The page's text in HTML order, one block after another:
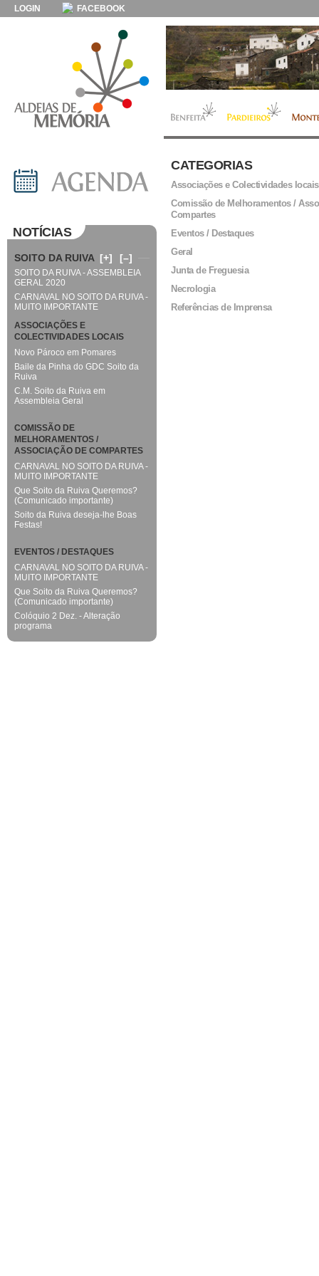
LOGIN FACEBOOK
CATEGORIAS
Associações e Colectividades locais
Comissão de Melhoramentos /
Compartes
Eventos / Destaques
Geral
Junta de Freguesia
Necrologia
Referências de Imprensa
NOTÍCIAS
SOITO DA RUIVA [+] [–]
SOITO DA RUIVA - ASSEMBLEIA
GERAL 2020
CARNAVAL NO SOITO DA RUIVA -
MUITO IMPORTANTE
ASSOCIAÇÕES E
COLECTIVIDADES LOCAIS
Novo Pároco em Pomares
Baile da Pinha do GDC Soito da
Ruiva
C.M. Soito da Ruiva em
Assembleia Geral
COMISSÃO DE
MELHORAMENTOS /
ASSOCIAÇÃO DE COMPARTES
CARNAVAL NO SOITO DA RUIVA -
MUITO IMPORTANTE
Que Soito da Ruiva Queremos?
(Comunicado importante)
Soito da Ruiva deseja-lhe Boas
Festas!
EVENTOS / DESTAQUES
CARNAVAL NO SOITO DA RUIVA -
MUITO IMPORTANTE
Que Soito da Ruiva Queremos?
(Comunicado importante)
Colóquio 2 Dez. - Alteração
programa